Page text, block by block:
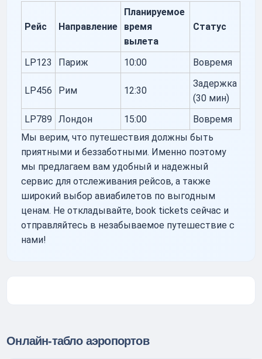
Рейс Направление
Планируемое
время
вылета
Статус
LP123 Париж 10:00 Вовремя
LP456 Рим 12:30
Задержка
(30 мин)
LP789
Лондон 15:00
Вовремя
Мы верим, что путешествия должны быть
приятными и беззаботными. Именно поэтому
мы предлагаем вам удобный и надежный
сервис для отслеживания рейсов, а также
широкий выбор авиабилетов по выгодным
ценам. Не откладывайте, book tickets сейчас и
отправляйтесь в незабываемое путешествие с
нами!
Онлайн-табло аэропортов